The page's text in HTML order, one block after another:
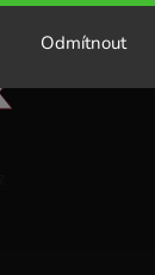
Odmítnout